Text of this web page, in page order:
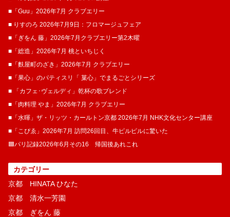
■「Guu」2026年7月 クラブエリー
■ りすのろ 2026年7月9日：フロマージュフェア
■「ぎをん 藤」2026年7月クラブエリー第2木曜
■「総造」2026年7月 桃といちじく
■「麩屋町のざき」2026年7月 クラブエリー
■「果心」のパティスリ「 菓​心」でまるごとシリーズ
■ 「カフェ･ヴェルディ」乾杯の歌ブレンド
■「肉料理 やま」2026年7月 クラブエリー
■「水暉」ザ・リッツ・カールトン京都 2026年7月 NHK文化センター講座
■「こぴゑ」2026年7月 訪問26回目、牛ピルピルに驚いた
🟦パリ記録2026年6月その16 帰国後あれこれ
カテゴリー
京都 HINATA ひなた
京都 清水一芳園
京都 ぎをん 藤